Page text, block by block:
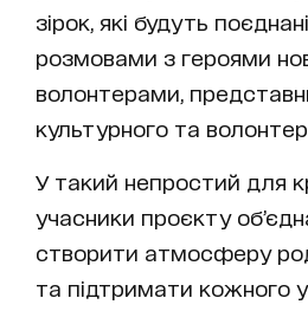
зірок, які будуть
розмовами з героями
волонтерами,
культурного та
У такий непростий для
учасники проєкту
створити атмосферу
та підтримати кожного